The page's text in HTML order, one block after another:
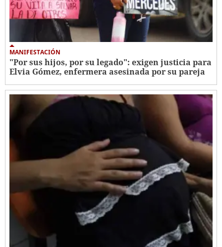
MANIFESTACIÓN
"Por sus hijos, por su legado": exigen justicia para
Elvia Gómez, enfermera asesinada por su pareja